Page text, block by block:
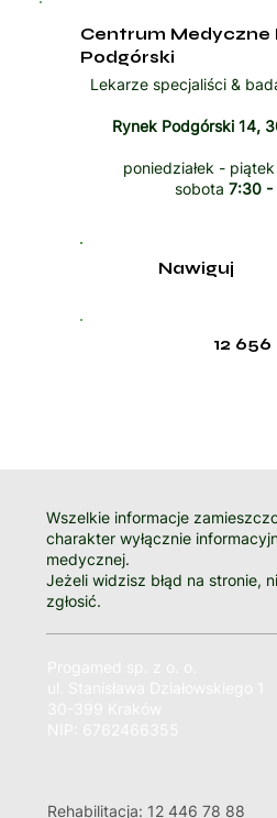
Centrum Medyczne
Podgórski
Lekarze specjaliści &
Rynek Podgórski 14,
poniedziałek - piątek
sobota 7:30 -
12 656
Nawiguj
Wszelkie informacje
charakter wyłącznie
medycznej.
Jeżeli widzisz błąd na stronie,
zgłosić.
Rehabilitacja: 12 446 78 88